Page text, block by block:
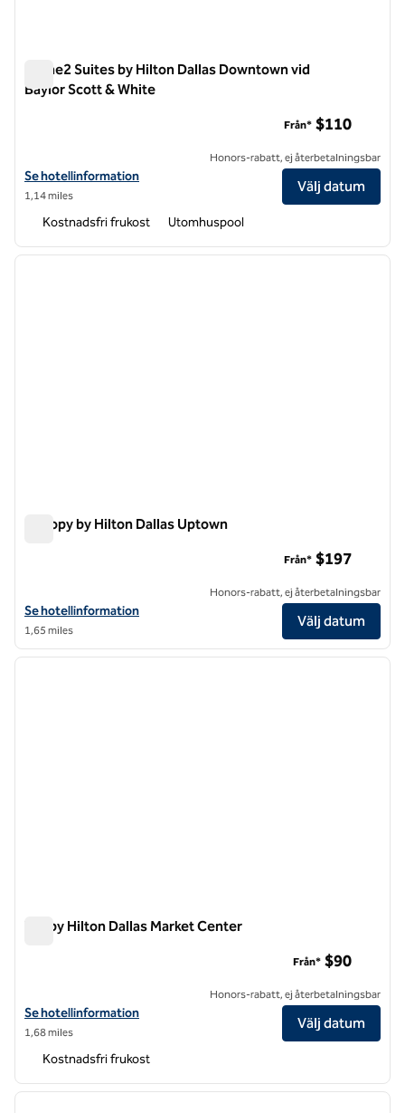
Home2 Suites by Hilton Dallas Downtown vid
Baylor Scott & White
Visa hotelluppgifter för Home2 Suites by Hilton Dallas Downtown at
Se hotellinformation
1,14 miles
Från* $110
Honors-rabatt, ej återbetalningsbar
Välj datum
Kostnadsfri frukost Utomhuspool
1 av 12
nästa
Canopy by Hilton Dallas Uptown
Visa hotelluppgifter för Canopy by Hilton Dallas Uptown
Se hotellinformation
1,65 miles
Från* $197
Honors-rabatt, ej återbetalningsbar
Välj datum
1/12
1 av 12
nästa
Tru by Hilton Dallas Market Center
Visa hotelluppgifter för Tru by Hilton Dallas Market Center
Se hotellinformation
1,68 miles
Från* $90
Honors-rabatt, ej återbetalningsbar
Välj datum
Kostnadsfri frukost
1 av 11
nästa